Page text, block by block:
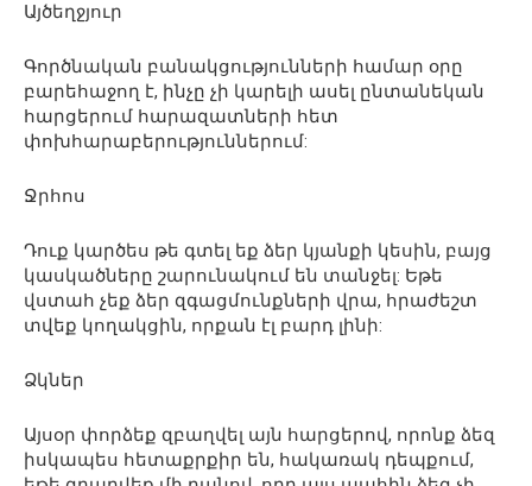
Այծեղջյուր
Գործնական բանակցությունների համար օրը
բարեհաջող է, ինչը չի կարելի ասել ընտանեկան
հարցերում հարազատների հետ
փոխհարաբերություններում:
Ջրհոս
Դուք կարծես թե գտել եք ձեր կյանքի կեսին, բայց
կասկածները շարունակում են տանջել: Եթե
վստահ չեք ձեր զգացմունքների վրա, հրաժեշտ
տվեք կողակցին, որքան էլ բարդ լինի:
Ձկներ
Այսօր փորձեք զբաղվել այն հարցերով, որոնք ձեզ
իսկապես հետաքրքիր են, հակառակ դեպքում,